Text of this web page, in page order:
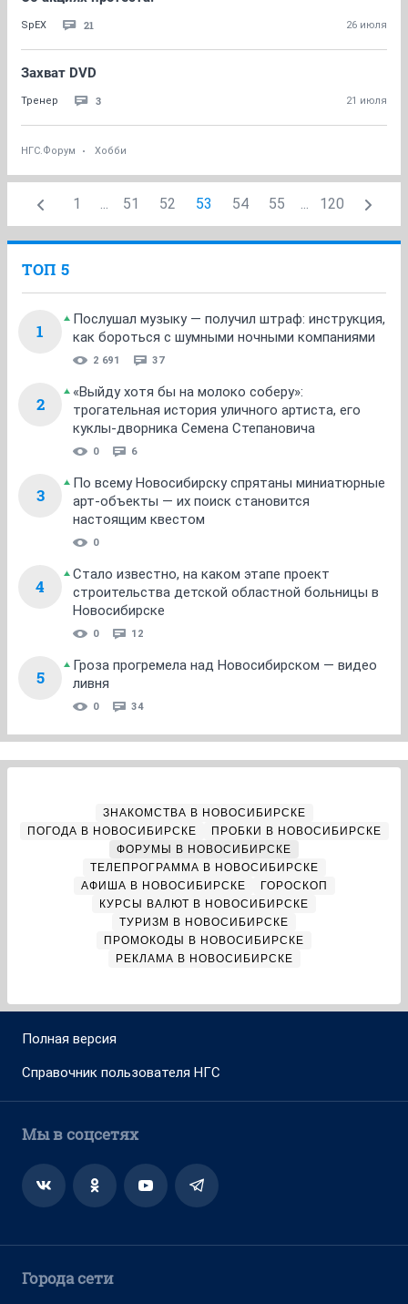
SpEX 21 26 июля
Захват DVD
Тренер 3 21 июля
НГС.Форум Хобби
1 ... 51 52 53 54 55 ... 120
ТОП 5
1
Послушал музыку — получил штраф: инструкция,
как бороться с шумными ночными компаниями
2 691 37
2
«Выйду хотя бы на молоко соберу»:
трогательная история уличного артиста, его
куклы-дворника Семена Степановича
0 6
3
По всему Новосибирску спрятаны миниатюрные
арт-объекты — их поиск становится
настоящим квестом
0
4
Стало известно, на каком этапе проект
строительства детской областной больницы в
Новосибирске
0 12
5
Гроза прогремела над Новосибирском — видео
ливня
0 34
ЗНАКОМСТВА В НОВОСИБИРСКЕ
ПОГОДА В НОВОСИБИРСКЕ
ПРОБКИ В НОВОСИБИРСКЕ
ФОРУМЫ В НОВОСИБИРСКЕ
ТЕЛЕПРОГРАММА В НОВОСИБИРСКЕ
АФИША В НОВОСИБИРСКЕ
ГОРОСКОП
КУРСЫ ВАЛЮТ В НОВОСИБИРСКЕ
ТУРИЗМ В НОВОСИБИРСКЕ
ПРОМОКОДЫ В НОВОСИБИРСКЕ
РЕКЛАМА В НОВОСИБИРСКЕ
Полная версия
Справочник пользователя НГС
Мы в соцсетях
Города сети